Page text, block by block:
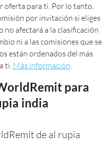
oferta para ti. Por lo tanto,
por invitación si eliges
no afectará a la clasificación
ni a las comisiones que se
están ordenados del más
ti. Más información
para
india
de al rupia